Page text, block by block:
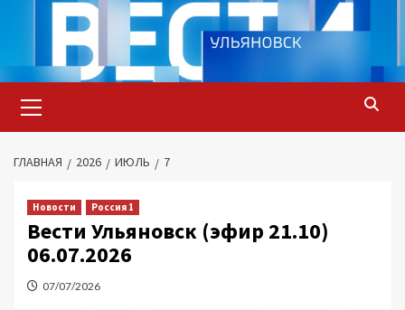
содержимому
меню
ГЛАВНАЯ 2026 ИЮЛЬ 7
Новости Россия 1
Вести Ульяновск (эфир 21.10)
06.07.2026
07/07/2026